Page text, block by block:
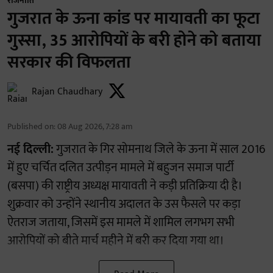
गुजरात के ऊना कांड पर मायावती का फूटा
गुस्सा, 35 आरोपियों के बरी होने को बताया
सरकार की विफलता
Rajan Chaudhary
Published on: 08 Aug 2026, 7:28 am
नई दिल्ली:गुजरात के गिर सोमनाथ जिले के ऊना में साल 2016
में हुए चर्चित दलित उत्पीड़न मामले में बहुजन समाज पार्टी
(बसपा) की राष्ट्रीय अध्यक्ष मायावती ने कड़ी प्रतिक्रिया दी है।
शुक्रवार को उन्होंने स्थानीय अदालत के उस फैसले पर कड़ा
ऐतराज जताया, जिसमें इस मामले में शामिल लगभग सभी
आरोपियों को बीते मार्च महीने में बरी कर दिया गया था।